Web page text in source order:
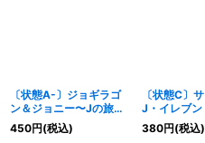
〔状態A-〕ジョギラゴ
ン＆ジョニー〜Jの旅
路〜【SR】
{26SD1N1☆/12}《無》
450円(税込)
〔状態C〕
J・イレブン
{DM38S1/
380円(税込)